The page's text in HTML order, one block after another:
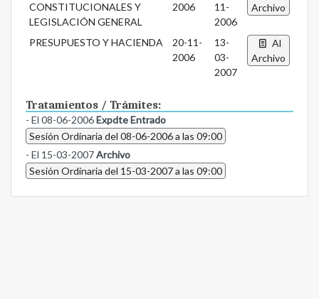
CONSTITUCIONALES Y
LEGISLACIÓN GENERAL
2006
11-
2006
Archivo
PRESUPUESTO Y HACIENDA
20-11-
2006
13-
03-
2007
Al
Archivo
Tratamientos / Trámites:
- El 08-06-2006Expdte Entrado
Sesión Ordinaria del 08-06-2006 a las 09:00
- El 15-03-2007Archivo
Sesión Ordinaria del 15-03-2007 a las 09:00